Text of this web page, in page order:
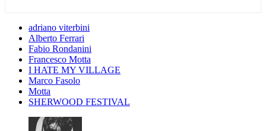
adriano viterbini
Alberto Ferrari
Fabio Rondanini
Francesco Motta
I HATE MY VILLAGE
Marco Fasolo
Motta
SHERWOOD FESTIVAL